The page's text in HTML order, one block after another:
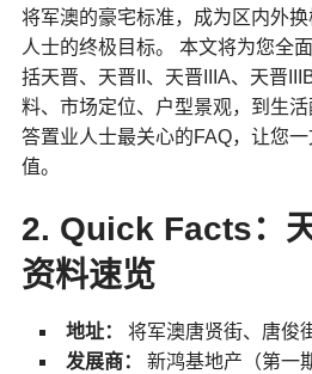
将军澳的豪宅标准，成为区内外
人士的终极目标。 本文将为您全
括天晋、天晋II、天晋IIIA、天晋
料、市场定位、户型景观，到生
答置业人士最关心的FAQ，让您
值。
2. Quick Facts：
资料速览
地址：
将军澳唐贤街、唐俊
发展商：
新鸿基地产（第一